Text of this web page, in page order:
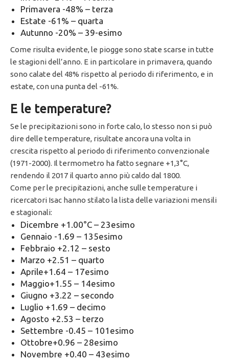
Primavera -48% – terza
Estate -61% – quarta
Autunno -20% – 39-esimo
Come risulta evidente, le piogge sono state scarse in tutte
le stagioni dell’anno. E in particolare in primavera, quando
sono calate del 48% rispetto al periodo di riferimento, e in
estate, con una punta del -61%.
E le temperature?
Se le precipitazioni sono in forte calo, lo stesso non si può
dire delle temperature, risultate ancora una volta in
crescita rispetto al periodo di riferimento convenzionale
(1971-2000). Il termometro ha fatto segnare +1,3°C,
rendendo il 2017 il quarto anno più caldo dal 1800.
Come per le precipitazioni, anche sulle temperature i
ricercatori Isac hanno stilato la lista delle variazioni mensili
e stagionali:
Dicembre +1.00°C – 23esimo
Gennaio -1.69 – 135esimo
Febbraio +2.12 – sesto
Marzo +2.51 – quarto
Aprile+1.64 – 17esimo
Maggio+1.55 – 14esimo
Giugno +3.22 – secondo
Luglio +1.69 – decimo
Agosto +2.53 – terzo
Settembre -0.45 – 101esimo
Ottobre+0.96 – 28esimo
Novembre +0.40 – 43esimo